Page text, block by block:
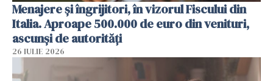
Menajere și îngrijitori, în vizorul Fiscului din
Italia. Aproape 500.000 de euro din venituri,
ascunși de autorități
26 IULIE 2026